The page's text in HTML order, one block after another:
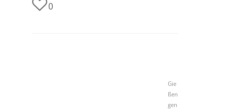
0
Gie
ßen
gen